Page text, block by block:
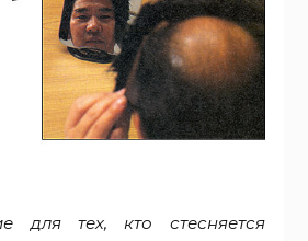
для тех, кто стесняется